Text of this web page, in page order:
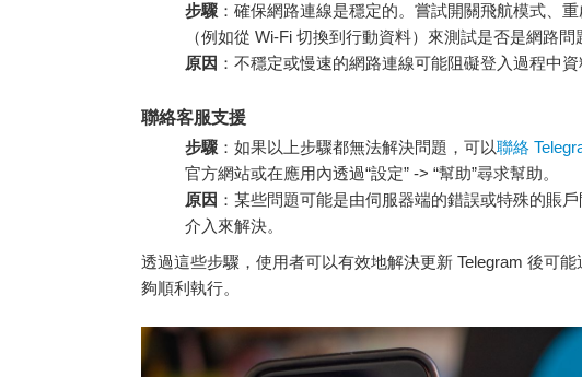
步驟 ：確保網路連線是穩定的。嘗試開關飛航模式、
（例如從 Wi-Fi 切換到行動資料）來測試是否是網路問
原因 ：不穩定或慢速的網路連線可能阻礙登入過程中資
聯絡客服支援
步驟 ：如果以上步驟都無法解決問題，可以聯絡
官方網站或在應用內透過“設定” -> “幫助”尋求幫助。
原因 ：某些問題可能是由伺服器端的錯誤或特殊的賬
介入來解決。
透過這些步驟，使用者可以有效地解決更新 Telegram 後可
夠順利執行。